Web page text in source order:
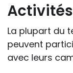
La plupart du
peuvent
avec leurs